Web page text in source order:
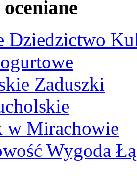
Dziedzictwo
Zaduszki
w Mirachowie
Wygoda